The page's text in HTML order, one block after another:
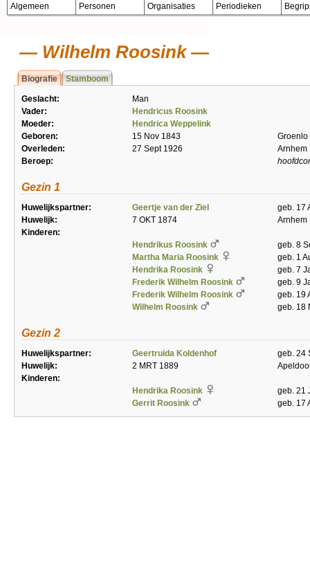
Algemeen Personen Organisaties Periodieken
Wilhelm Roosink
Biografie Stamboom
Geslacht:
Man
Vader:
Hendricus Roosink
Moeder:
Hendrica Weppelink
Geboren:
15 Nov 1843
Groenlo
Overleden:
27 Sept 1926
Arnhem
Beroep:
Gezin 1
Huwelijkspartner: Geertje van der Ziel
geb. 17
Huwelijk:
7 OKT 1874
Arnhem
Kinderen:
Hendrikus Roosink
geb. 8
Martha Maria Roosink
geb. 1
Hendrika Roosink
geb. 7
Frederik Wilhelm Roosink
geb. 9
Frederik Wilhelm Roosink
geb. 19
Wilhelm Roosink
geb. 18
Gezin 2
Huwelijkspartner: Geertruida Koldenhof
geb. 24
Huwelijk:
2 MRT 1889
Kinderen:
Hendrika Roosink
geb. 21
Gerrit Roosink
geb. 17